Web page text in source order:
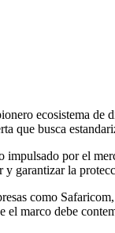
ecosistema
que busca
por el
y garantizar la
como
marco debe